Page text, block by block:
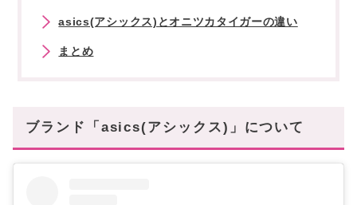
asics(アシックス)とオニツカタイガーの違い
まとめ
ブランド「asics(アシックス)」について